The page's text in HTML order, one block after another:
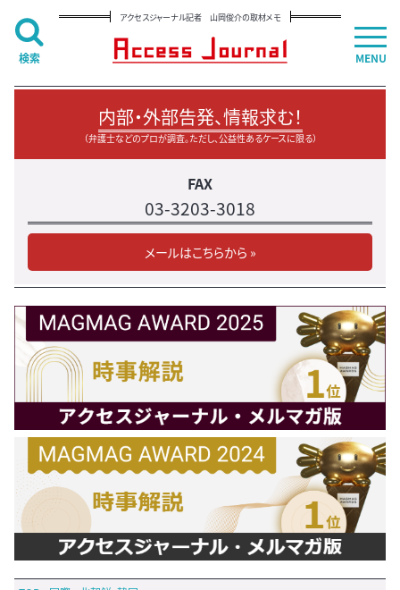
アクセスジャーナル記者 山岡俊介の取材メモ
内部・外部告発、情報求む！
（弁護士などのプロが調査。ただし、公益性あるケースに限る）
FAX
03-3203-3018
メールはこちらから »
MENU
検索